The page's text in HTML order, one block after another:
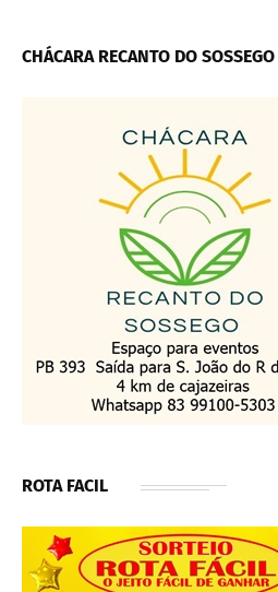
CHÁCARA RECANTO DO SOSSEGO
ROTA FACIL